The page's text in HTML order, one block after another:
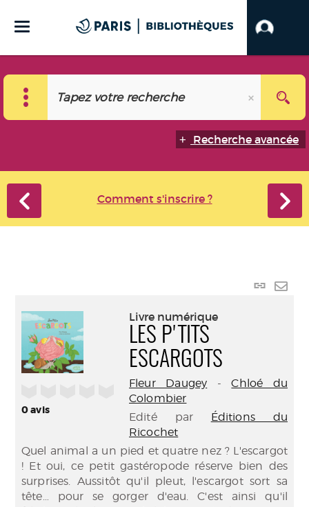
Recherche avancée
Comment s'inscrire ?
Lien
0avis
Livre numérique
LES P'TITS
ESCARGOTS
Fleur Daugey -Chloé du
Colombier
Edité par Éditions du
Ricochet
Quel animal a un pied et quatre nez ? L'escargot
! Et oui, ce petit gastéropode réserve bien des
surprises. Aussitôt qu'il pleut, l'escargot sort sa
tête… pour se gorger d'eau. C'est ainsi qu'il